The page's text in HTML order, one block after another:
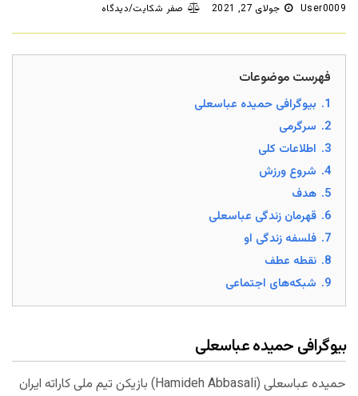
User0009 جولای 27, 2021 صفر شکایت/دیدگاه
فهرست موضوعات
1. بیوگرافی حمیده عباسعلی
2. سرگرمی
3. اطلاعات کلی
4. شروع ورزش
5. هدف
6. قهرمان زندگی عباسعلی
7. فلسفه زندگی او
8. نقطه عطف
9. شبکه‌های اجتماعی
بیوگرافی حمیده عباسعلی
حمیده عباسعلی (Hamideh Abbasali) بازیکن تیم ملی کاراته ایران